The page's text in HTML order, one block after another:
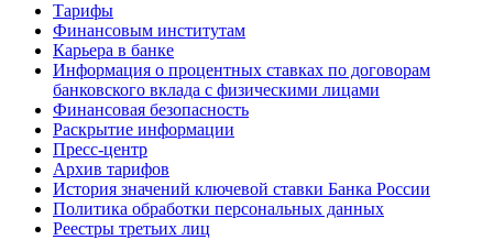
Тарифы
Финансовым институтам
Карьера в банке
Информация о процентных ставках по договорам
банковского вклада с физическими лицами
Финансовая безопасность
Раскрытие информации
Пресс-центр
Архив тарифов
История значений ключевой ставки Банка России
Политика обработки персональных данных
Реестры третьих лиц